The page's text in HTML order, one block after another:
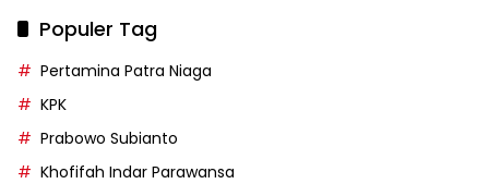
Populer Tag
Pertamina Patra Niaga
KPK
Prabowo Subianto
Khofifah Indar Parawansa